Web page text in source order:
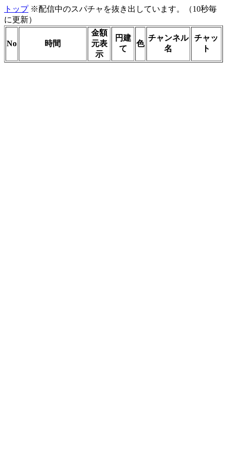
トップ※配信中のスパチャを抜き出しています。（10秒毎
に更新）
No 時間
金額
元表
示
円建
て
色
チャンネル
名
チャッ
ト